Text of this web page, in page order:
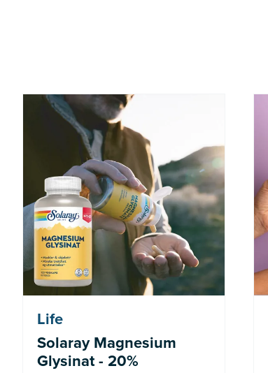
Life
Solaray Magnesium
Glysinat - 20%
Nå: 260 kr Før: 325 kr